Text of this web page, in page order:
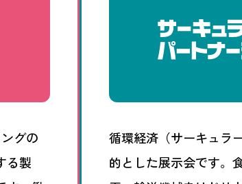
グの
る製
循環経済（サーキュラ
的とした展示会です。